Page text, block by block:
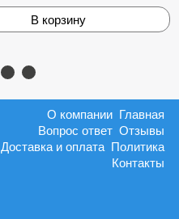
В корзину
Главная
О компании
Отзывы
Вопрос ответ
Политика
Доставка и оплата
Контакты